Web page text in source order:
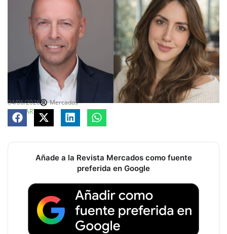
04/06/2026
Mercados
COMPARTE
Añade a la Revista Mercados como fuente
preferida en Google